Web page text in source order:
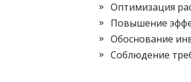
Оптимизация
Повышение
Обоснование
Соблюдение